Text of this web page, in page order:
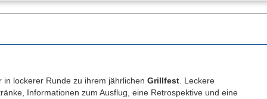
lockerer Runde zu ihrem jährlichen Grillfest . Leckere
Informationen zum Ausflug, eine Retrospektive und eine